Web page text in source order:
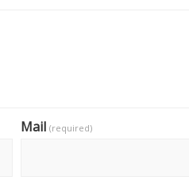
Mail (required)